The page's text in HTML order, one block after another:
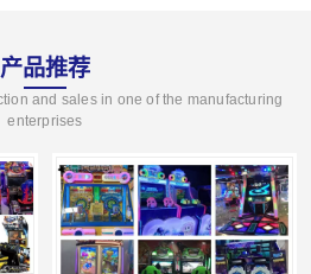
产品推荐
and sales in one of the manufacturing
enterprises